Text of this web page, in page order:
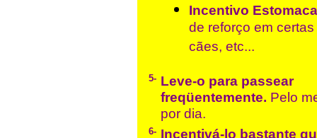
Incentivo
de reforço em
cães, etc...
5- Leve-o para passear
freqüentemente. Pelo
por dia.
6- Incentivá-lo bastante